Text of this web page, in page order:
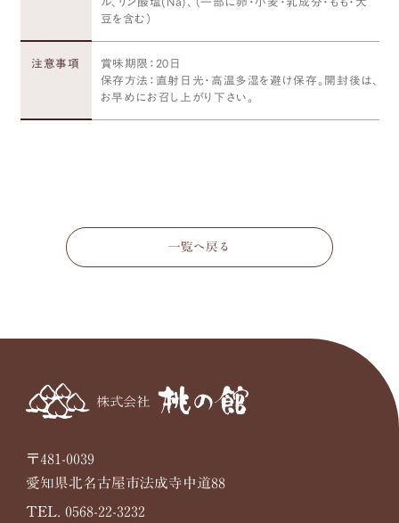
ル、リン酸塩(Na)、（一部に卵・小麦・乳成分・もも・大
豆を含む）
注意事項
賞味期限：20日
保存方法：直射日光・高温多湿を避け保存。開封後は、
お早めにお召し上がり下さい。
一覧へ戻る
〒481-0039
愛知県北名古屋市法成寺中道88
TEL. 0568-22-3232